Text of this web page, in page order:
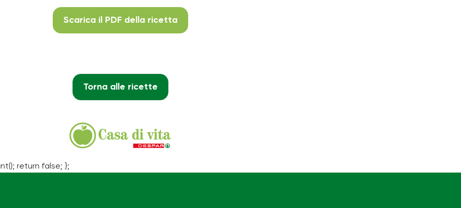
Scarica il PDF della ricetta
Torna alle ricette
return false; };